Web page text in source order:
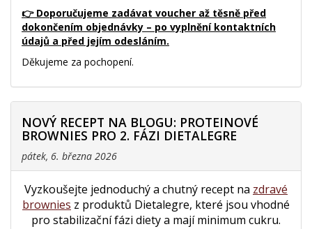
👉 Doporučujeme zadávat voucher až těsně před
dokončením objednávky – po vyplnění kontaktních
údajů a před jejím odesláním.
Děkujeme za pochopení.
NOVÝ RECEPT NA BLOGU: PROTEINOVÉ
BROWNIES PRO 2. FÁZI DIETALEGRE
pátek, 6. března 2026
Vyzkoušejte jednoduchý a chutný recept na zdravé
brownies z produktů Dietalegre, které jsou vhodné
pro stabilizační fázi diety a mají minimum cukru.